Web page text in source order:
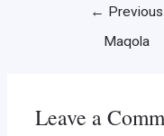
← Previous
Maqola
Leave a